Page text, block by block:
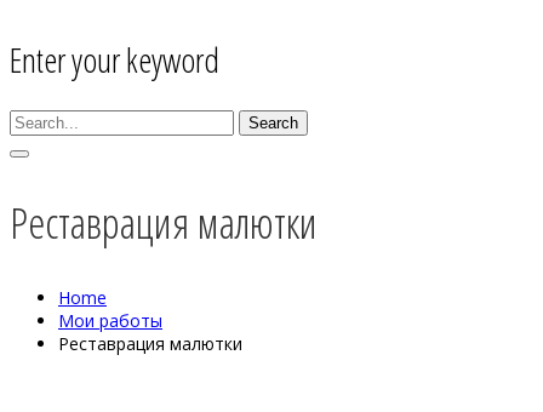
Enter your keyword
Search
Реставрация малютки
Home
Мои работы
Реставрация малютки